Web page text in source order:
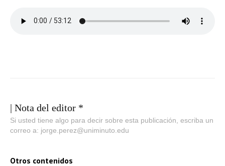
| Nota del editor *
Si usted tiene algo para decir sobre esta publicación, escriba un
correo a: jorge.perez@uniminuto.edu
Otros contenidos